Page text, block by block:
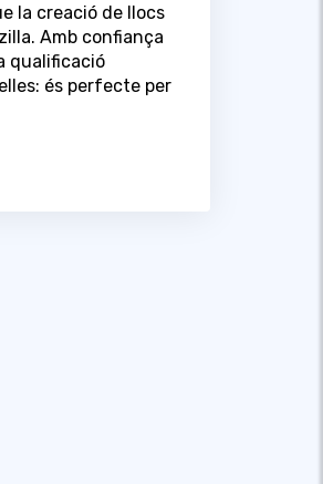
la creació de llocs
Amb confiança
qualificació
és perfecte per